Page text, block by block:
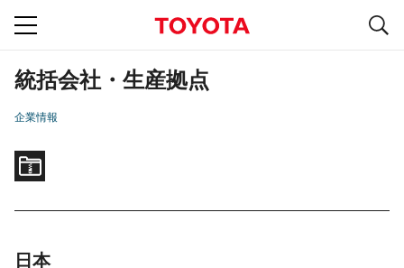
統括会社・生産拠点
企業情報
日本